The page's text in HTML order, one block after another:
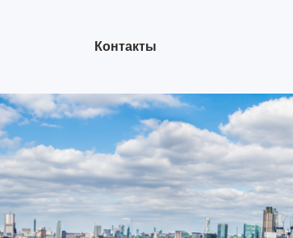
Контакты